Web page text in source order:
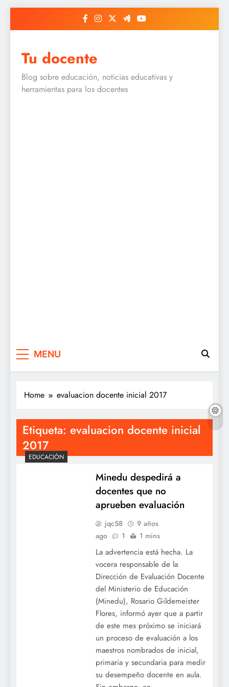
Tu docente
Blog sobre educación, noticias educativas y
herramientas para los docentes
MENU
Home evaluacion docente inicial 2017
Etiqueta: evaluacion docente inicial
2017
EDUCACIÓN
Minedu despedirá a
docentes que no
aprueben evaluación
jqc58
9 años
ago
1 1 mins
La advertencia está hecha. La
vocera responsable de la
Dirección de Evaluación Docente
del Ministerio de Educación
(Minedu), Rosario Gildemeister
Flores, informó ayer que a partir
de este mes próximo se iniciará
un proceso de evaluación a los
maestros nombrados de inicial,
primaria y secundaria para medir
su desempeño docente en aula.